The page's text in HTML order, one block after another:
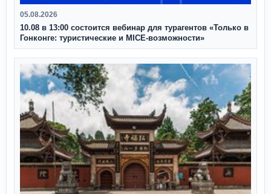
05.08.2026
10.08 в 13:00 состоится вебинар для турагентов «Только в
Гонконге: туристические и MICE-возможности»